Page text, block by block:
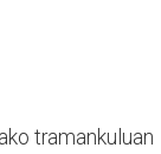
tramankuluan